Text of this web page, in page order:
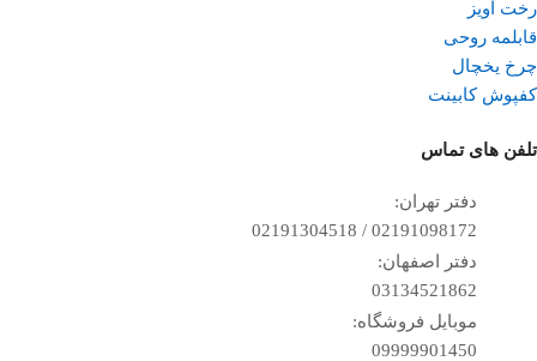
رخت آویز
قابلمه روحی
چرخ یخچال
کفپوش کابینت
تلفن ‌های تماس
دفتر تهران:
02191098172 / 02191304518
دفتر اصفهان:
03134521862
موبایل فروشگاه:
09999901450